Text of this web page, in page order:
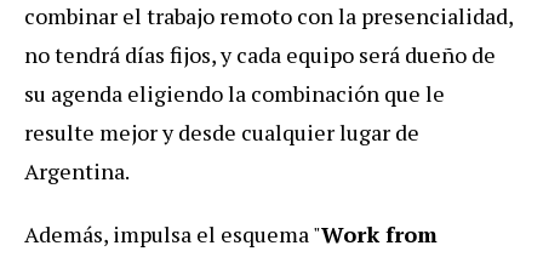
combinar el trabajo remoto con la presencialidad,
no tendrá días fijos, y cada equipo será dueño de
su agenda eligiendo la combinación que le
resulte mejor y desde cualquier lugar de
Argentina.
Además, impulsa el esquema "Work from